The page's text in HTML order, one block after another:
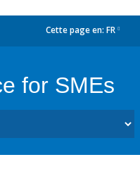
Cette page en: FR
for SMEs